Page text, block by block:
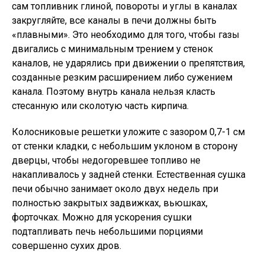
сам топливник глиной, повороты и углы в каналах
закругляйте, все каналы в печи должны быть
«плавными». Это необходимо для того, чтобы газы
двигались с минимальным трением у стенок
каналов, не ударялись при движении о препятствия,
созданные резким расширением либо сужением
канала. Поэтому внутрь канала нельзя класть
стесанную или сколотую часть кирпича.
Колосниковые решетки уложите с зазором 0,7-1 см
от стенки кладки, с небольшим уклоном в сторону
дверцы, чтобы недогоревшее топливо не
накапливалось у задней стенки. Естественная сушка
печи обычно занимает около двух недель при
полностью закрытых задвижках, вьюшках,
форточках. Можно для ускорения сушки
подтапливать печь небольшими порциями
совершенно сухих дров.